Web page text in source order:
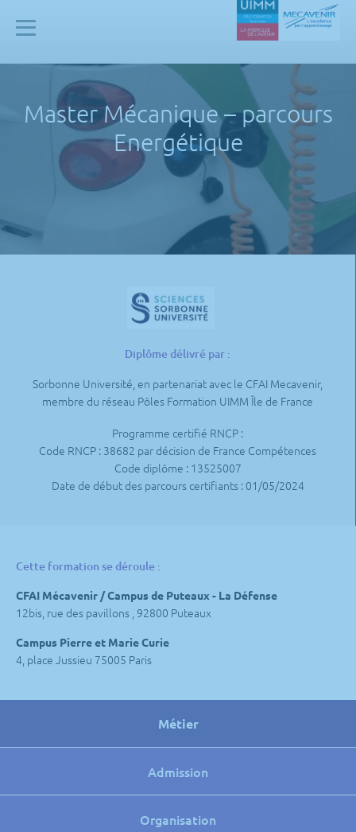
Mecavenir
Master Mécanique – parcours
Energétique
Diplôme délivré par :
Sorbonne Université, en partenariat avec le CFAI Mecavenir,
membre du réseau Pôles Formation UIMM Île de France
Programme certifié RNCP :
Code RNCP : 38682 par décision de France Compétences
Code diplôme : 13525007
Date de début des parcours certifiants : 01/05/2024
Cette formation se déroule :
CFAI Mécavenir / Campus de Puteaux - La Défense
12bis, rue des pavillons , 92800 Puteaux
Campus Pierre et Marie Curie
4, place Jussieu 75005 Paris
Métier
Admission
Organisation